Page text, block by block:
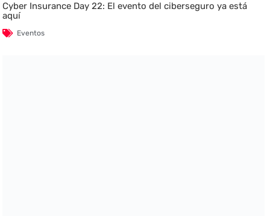
Cyber Insurance Day 22: El evento del ciberseguro ya está
aquí
Eventos